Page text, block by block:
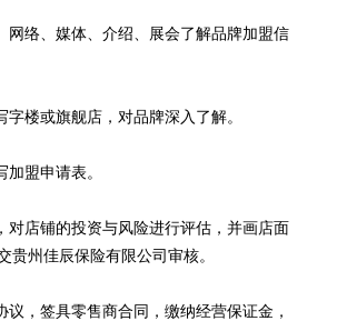
网络、媒体、介绍、展会了解品牌加盟信
字楼或旗舰店，对品牌深入了解。
盟申请表。
对店铺的投资与风险进行评估，并画店面
贵州佳辰保险有限公司审核。
议，签具零售商合同，缴纳经营保证金，